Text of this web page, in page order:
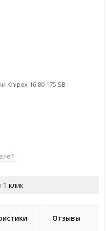
Knipex 16 80 175 SB
1 клик
Отзывы